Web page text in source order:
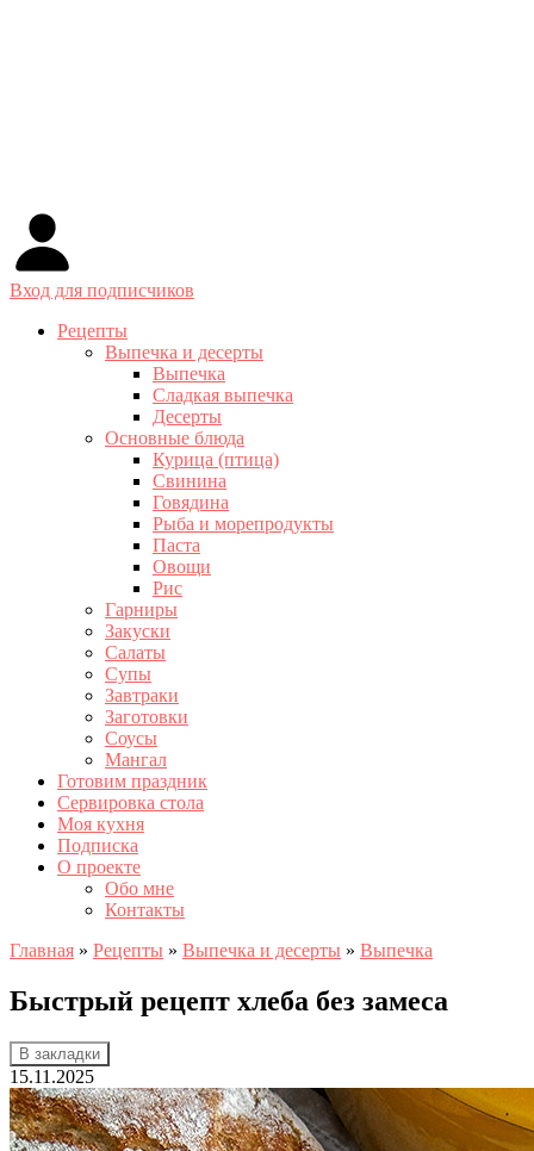
Вход для подписчиков
Рецепты
Выпечка и десерты
Выпечка
Сладкая выпечка
Десерты
Основные блюда
Курица (птица)
Свинина
Говядина
Рыба и морепродукты
Паста
Овощи
Рис
Гарниры
Закуски
Салаты
Супы
Завтраки
Заготовки
Соусы
Мангал
Готовим праздник
Сервировка стола
Моя кухня
Подписка
О проекте
Обо мне
Контакты
Главная » Рецепты » Выпечка и десерты » Выпечка
Быстрый рецепт хлеба без замеса
В закладки
15.11.2025